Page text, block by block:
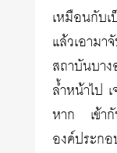
เหมือนกับ
แล้วเอาม
สถาบันบา
ล้ำหน้าไป
หาก เข้ากั
องค์ประก